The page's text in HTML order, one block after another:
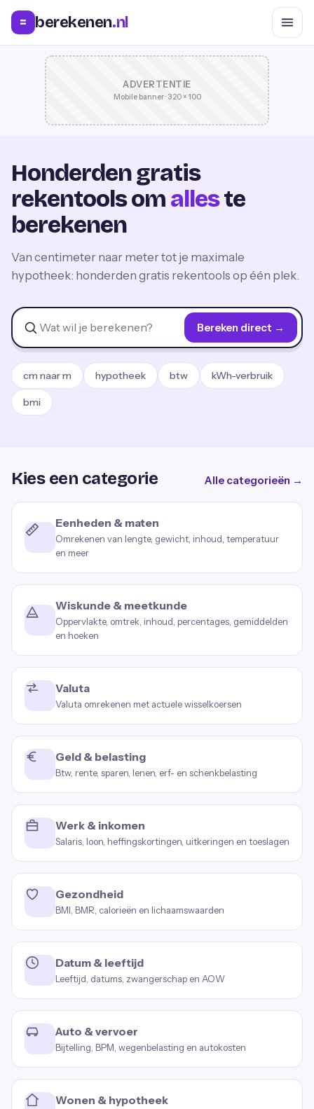
= berekenen.nl
ADVERTENTIE
Mobile banner · 320 × 100
Honderden gratis
rekentools om alleste
berekenen
Van centimeter naar meter tot je maximale
hypotheek: honderden gratis rekentools op één plek.
Bereken direct →
cm naar m hypotheek btw kWh-verbruik
bmi
Kies een categorie Alle categorieën →
Eenheden & maten
Omrekenen van lengte, gewicht, inhoud, temperatuur
en meer
Wiskunde & meetkunde
Oppervlakte, omtrek, inhoud, percentages, gemiddelden
en hoeken
Valuta
Valuta omrekenen met actuele wisselkoersen
Geld & belasting
Btw, rente, sparen, lenen, erf- en schenkbelasting
Werk & inkomen
Salaris, loon, heffingskortingen, uitkeringen en toeslagen
Gezondheid
BMI, BMR, calorieën en lichaamswaarden
Datum & leeftijd
Leeftijd, datums, zwangerschap en AOW
Auto & vervoer
Bijtelling, BPM, wegenbelasting en autokosten
Wonen & hypotheek